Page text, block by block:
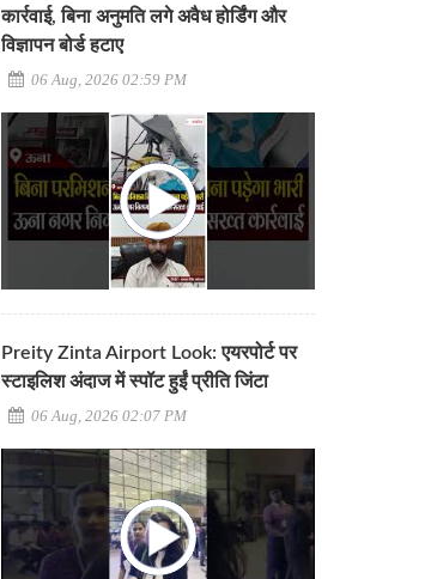
कार्रवाई, बिना अनुमति लगे अवैध होर्डिंग और
विज्ञापन बोर्ड हटाए
06 Aug, 2026 02:59 PM
Preity Zinta Airport Look: एयरपोर्ट पर
स्टाइलिश अंदाज में स्पॉट हुईं प्रीति जिंटा
06 Aug, 2026 02:07 PM